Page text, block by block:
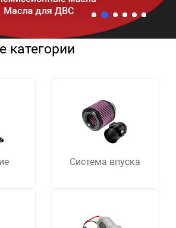
категории
Система впуска